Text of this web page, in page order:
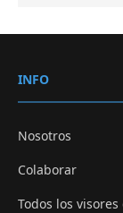
INFO
Nosotros
Colaborar
Todos los visores